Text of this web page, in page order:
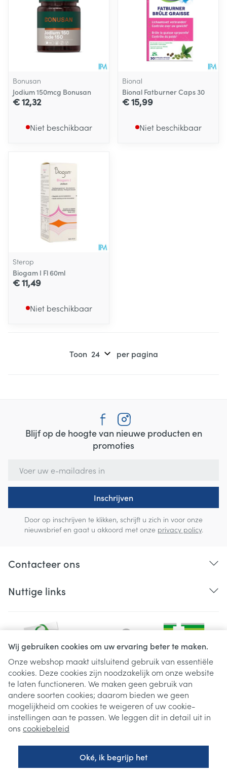
Wij gebruiken cookies om uw ervaring beter te maken.
Onze webshop maakt uitsluitend gebruik van essentiële
cookies. Deze cookies zijn noodzakelijk om onze website
te laten functioneren. We maken geen gebruik van
andere soorten cookies; daarom bieden we geen
mogelijkheid om cookies te weigeren of uw cookie-
instellingen aan te passen. We leggen dit in detail uit in
ons cookiebeleid
Oké, ik begrijp het
Bonusan
Jodium 150mcg Bonusan
€ 12,32
Niet beschikbaar
Bional
Bional Fatburner Caps 30
€ 15,99
Niet beschikbaar
Sterop
Biogam I Fl 60ml
€ 11,49
Niet beschikbaar
Toon per pagina
Blijf op de hoogte van nieuwe producten en
promoties
Inschrijven
Door op inschrijven te klikken, schrijft u zich in voor onze
nieuwsbrief en gaat u akkoord met onze privacy policy.
Contacteer ons
Nuttige links
Juridische links